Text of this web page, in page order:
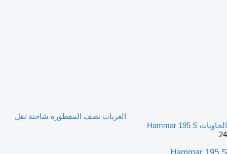
العربات نصف المقطورة شاحنة نقل
الحاويات Hammar 195 S
24